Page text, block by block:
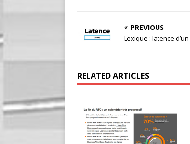
PREVIOUS
Lexique : latence
RELATED ARTICLES